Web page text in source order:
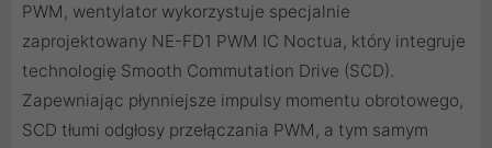
PWM, wentylator wykorzystuje specjalnie
zaprojektowany NE-FD1 PWM IC Noctua, który integruje
technologię Smooth Commutation Drive (SCD).
Zapewniając płynniejsze impulsy momentu obrotowego,
SCD tłumi odgłosy przełączania PWM, a tym samym